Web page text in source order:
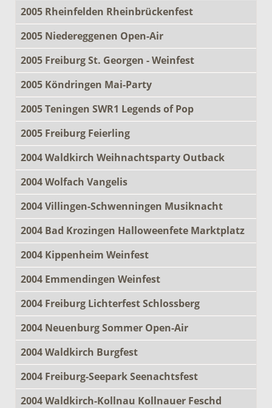
2005 Rheinfelden Rheinbrückenfest
2005 Niedereggenen Open-Air
2005 Freiburg St. Georgen - Weinfest
2005 Köndringen Mai-Party
2005 Teningen SWR1 Legends of Pop
2005 Freiburg Feierling
2004 Waldkirch Weihnachtsparty Outback
2004 Wolfach Vangelis
2004 Villingen-Schwenningen Musiknacht
2004 Bad Krozingen Halloweenfete Marktplatz
2004 Kippenheim Weinfest
2004 Emmendingen Weinfest
2004 Freiburg Lichterfest Schlossberg
2004 Neuenburg Sommer Open-Air
2004 Waldkirch Burgfest
2004 Freiburg-Seepark Seenachtsfest
2004 Waldkirch-Kollnau Kollnauer Feschd